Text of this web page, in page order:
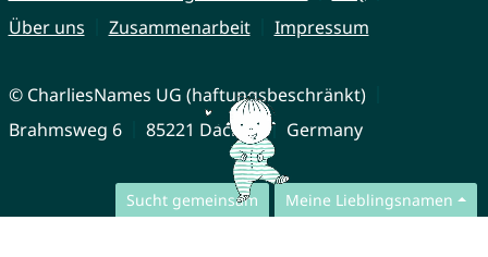
Sucht gemeinsam Meine Lieblingsnamen
Über uns
Zusammenarbeit Impressum
© CharliesNames UG (haftungsbeschränkt)
Brahmsweg 6
85221 Dachau Germany